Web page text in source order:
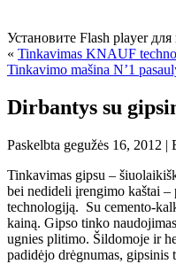
Установите Flash player
« Tinkavimas KNAUF
Tinkavimo mašina N’1
Dirbantys su
Paskelbta gegužės 16, 2012 |
Tinkavimas gipsu –
bei nedideli įrengimo kaštai
technologiją. Su cemento-
kainą. Gipso tinko
ugnies plitimo. Šildomoje ir
padidėjo drėgnumas, gipsinis